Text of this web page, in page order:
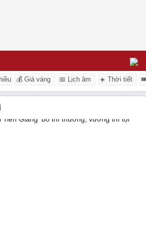
💰 Giá vàng 📅 Lịch âm ☀️ Thời tiết